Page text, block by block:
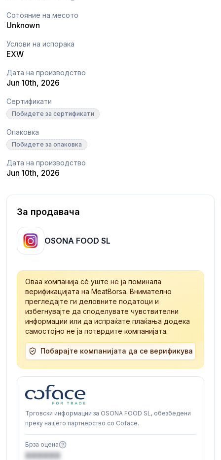
Сотояние на месото
Unknown
Услови на испорака
EXW
Дата на производство
Jun 10th, 2026
Сертификати
Побидете за сертификати
Опаковка
Побидете за опаковка
Дата на производство
Jun 10th, 2026
За продавача
OSONA FOOD SL
Оваа компанија сè уште не ја поминала
верификацијата на MeatBorsa. Внимателно
прегледајте ги деловните податоци и
избегнувајте да споделувате чувствителни
информации или да испраќате плаќања додека
самостојно не ја потврдите компанијата.
Побарајте компанијата да се верификува
Трговски информации за OSONA FOOD SL, обезбедени
преку нашето партнерство со Coface.
Брза оцена
XXXXXX